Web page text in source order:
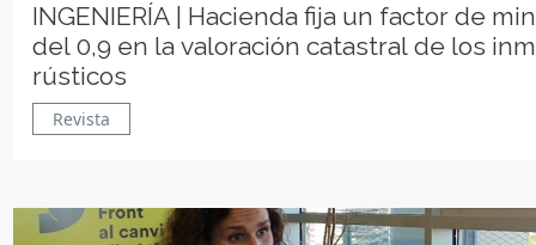
INGENIERÍA | Hacienda fija un factor de
del 0,9 en la valoración catastral de los
rústicos
Revista